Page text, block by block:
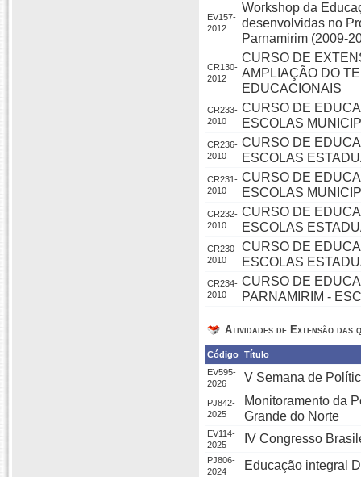
EV157-
2012
Workshop da
desenvolvidas no
Parnamirim (2009-
CR130-
2012
CURSO DE
AMPLIAÇÃO DO
EDUCACIONAIS
CR233-
2010
CURSO DE
ESCOLAS
CR236-
2010
CURSO DE
ESCOLAS
CR231-
2010
CURSO DE
ESCOLAS
CR232-
2010
CURSO DE
ESCOLAS
CR230-
2010
CURSO DE
ESCOLAS
CR234-
2010
CURSO DE
PARNAMIRIM -
Atividades de Extensão das
Código Título
EV595-
2026
V Semana de
PJ842-
2025
Monitoramento da
Grande do Norte
EV114-
2025
IV Congresso
PJ806-
2024
Educação integral